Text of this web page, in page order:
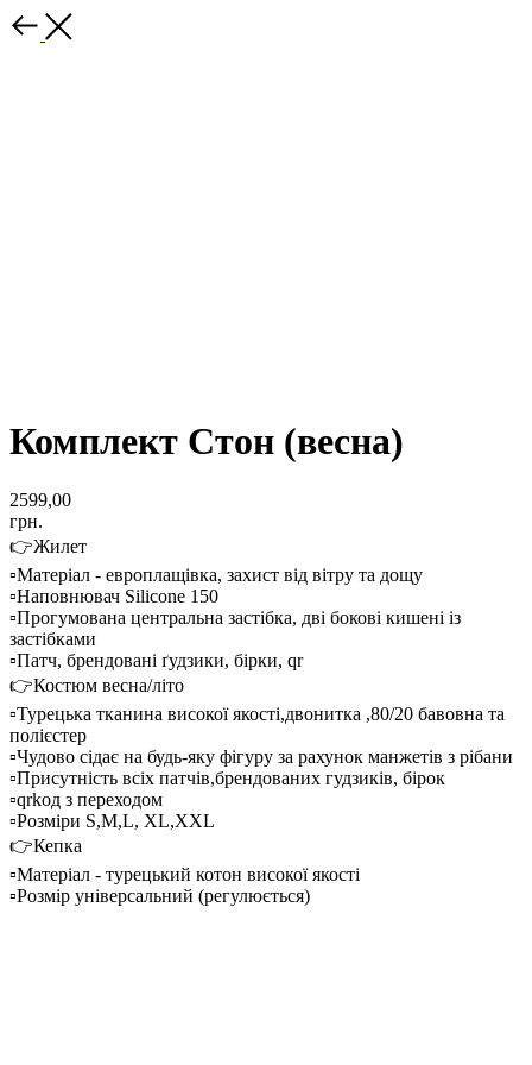
Комплект Стон (весна)
2599,00
грн.
👉Жилет
▫️Матеріал - европлащівка, захист від вітру та дощу
▫️Наповнювач Silicone 150
▫️Прогумована центральна застібка, дві бокові кишені із
застібками
▫️Патч, брендовані ґудзики, бірки, qr
👉Костюм весна/літо
▫️Турецька тканина високої якості,двонитка ,80/20 бавовна та
полієстер
▫️Чудово сідає на будь-яку фігуру за рахунок манжетів з рібани
▫️Присутність всіх патчів,брендованих гудзиків, бірок
▫️qrkoд з переходом
▫️Розміри S,M,L, XL,XXL
👉Кепка
▫️Матеріал - турецький котон високої якості
▫️Розмір універсальний (регулюється)